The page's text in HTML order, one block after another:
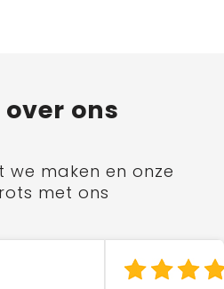
ons
we maken en onze
met ons